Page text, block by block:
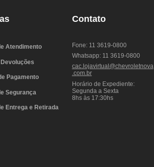
Atendimento
Pagamento
Segurança
Entrega e Retirada
Contato
Fone: 11 3619-0800
Whatsapp: 11 3619-0800
cac.lojavirtual@chevroletnova
.com.br
Horário de Expediente:
Segunda a Sexta
8hs às 17:30hs